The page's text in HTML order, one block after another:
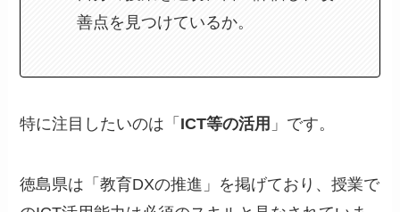
善点を見つけているか。
特に注目したいのは「 ICT等の活用 」です。
徳島県は「教育DXの推進」を掲げており、授業で